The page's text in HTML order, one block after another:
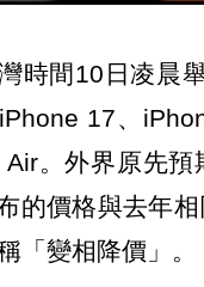
時間10日凌晨
17、
。外界原先預
的價格與去年
「變相降價」。